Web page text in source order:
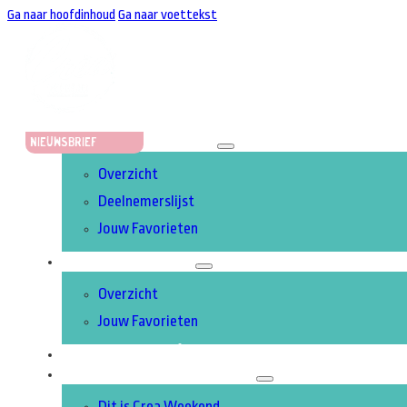
Ga naar hoofdinhoud Ga naar voettekst
NieuwsbriefSTANDHOUDERS
Overzicht
Deelnemerslijst
Jouw Favorieten
Overzicht
Jouw Favorieten